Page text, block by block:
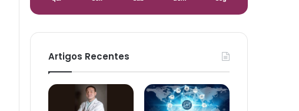
Artigos Recentes